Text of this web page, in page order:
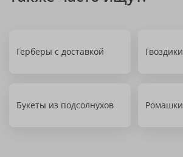
Герберы с доставкой Гвоздики
Букеты из подсолнухов Ромашки